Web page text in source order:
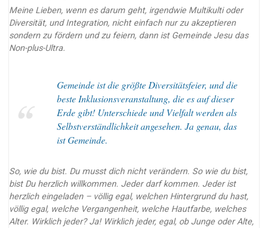
Meine Lieben, wenn es darum geht, irgendwie Multikulti oder
Diversität, und Integration, nicht einfach nur zu akzeptieren
sondern zu fördern und zu feiern, dann ist Gemeinde Jesu das
Non-plus-Ultra.
Gemeinde ist die größte Diversitätsfeier, und die
beste Inklusionsveranstaltung, die es auf dieser
Erde gibt! Unterschiede und Vielfalt werden als
Selbstverständlichkeit angesehen. Ja genau, das
ist Gemeinde.
So, wie du bist. Du musst dich nicht verändern. So wie du bist,
bist Du herzlich willkommen. Jeder darf kommen. Jeder ist
herzlich eingeladen – völlig egal, welchen Hintergrund du hast,
völlig egal, welche Vergangenheit, welche Hautfarbe, welches
Alter. Wirklich jeder? Ja! Wirklich jeder, egal, ob Junge oder Alte,